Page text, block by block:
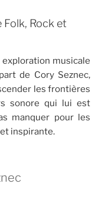
Folk, Rock et
musicale
de Cory Seznec,
les frontières
sonore qui lui est
manquer pour les
inspirante.